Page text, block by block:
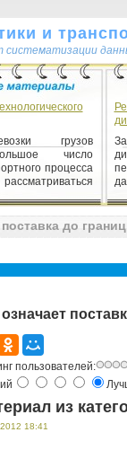
и
систематизации
грузов
число
процесса
поставка до
пользователей:
из
18:41